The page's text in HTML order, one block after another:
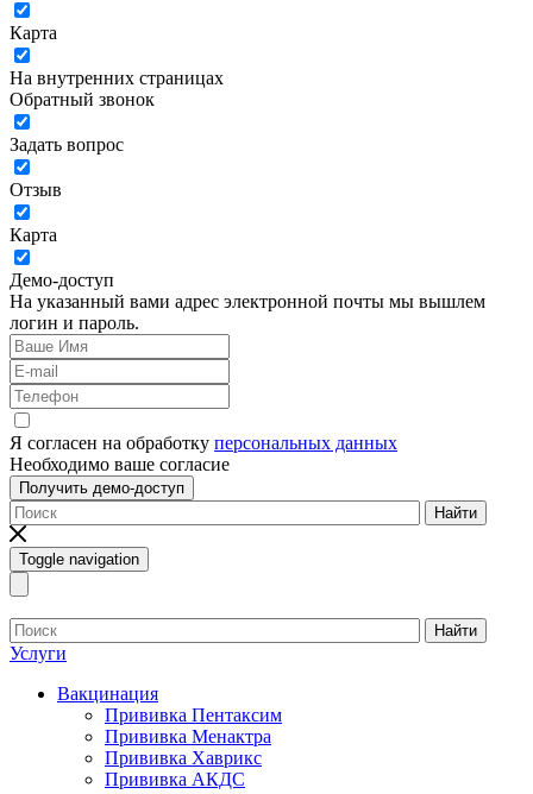
Карта
На внутренних страницах
Обратный звонок
Задать вопрос
Отзыв
Карта
Демо-доступ
На указанный вами адрес электронной почты мы вышлем
логин и пароль.
Я согласен на обработку персональных данных
Необходимо ваше согласие
Получить демо-доступ
Найти
Toggle navigation
Найти
Услуги
Вакцинация
Прививка Пентаксим
Прививка Менактра
Прививка Хаврикс
Прививка АКДС